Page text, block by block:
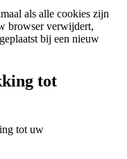
als alle cookies zijn
browser verwijdert,
bij een nieuw
tot
tot uw